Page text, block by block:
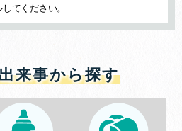
てください。
来事から探す